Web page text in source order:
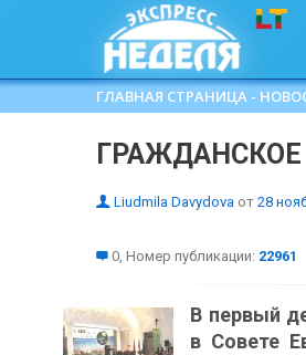
ГЛАВНАЯ СТРАНИЦА -
Liudmila Davydova от 28
0, Номер публикации: 22961
В первый
в Совете